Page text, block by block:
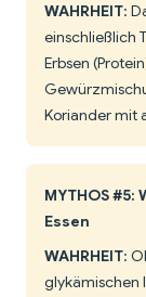
WAHRHEIT:
einschließlich
Erbsen
Koriander mit
MYTHOS
Essen
WAHRHEIT:
glykämischen